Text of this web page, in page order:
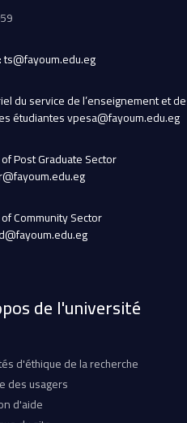
ts@fayoum.edu.eg
du service de l’enseignement et
étudiantes vpesa@fayoum.edu.eg
Post Graduate Sector
Community Sector
de l'université
d'éthique de la recherche
des usagers
d'aide